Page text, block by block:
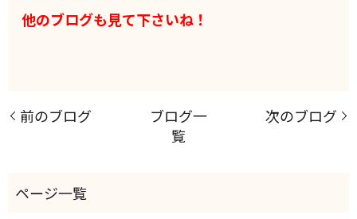
他のブログも見て下さいね！
前のブログ
ブログ一
覧
次のブログ